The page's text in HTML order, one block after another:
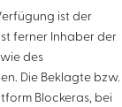
ist der
ferner Inhaber der
des
Die Beklagte bzw.
Blockeras, bei